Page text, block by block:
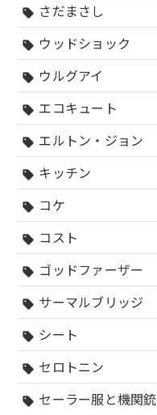
sell さだまさし
sell ウッドショック
sell ウルグアイ
sell エコキュート
sell エルトン・ジョン
sell キッチン
sell コケ
sell コスト
sell ゴッドファーザー
sell サーマルブリッジ
sell シート
sell セロトニン
sell セーラー服と機関銃